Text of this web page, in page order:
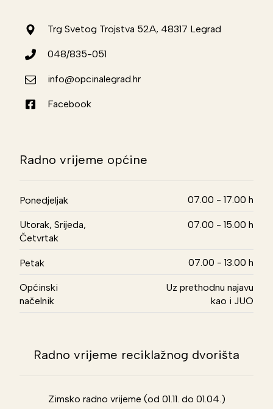
Trg Svetog Trojstva 52A, 48317 Legrad
048/835-051
info@opcinalegrad.hr
Facebook
Radno vrijeme općine
Ponedjeljak 07.00 - 17.00 h
Utorak, Srijeda,
Četvrtak
07.00 - 15.00 h
Petak 07.00 - 13.00 h
Općinski
načelnik
Uz prethodnu najavu
kao i JUO
Radno vrijeme reciklažnog dvorišta
Zimsko radno vrijeme (od 01.11. do 01.04.)